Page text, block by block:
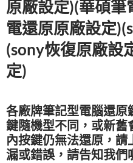
原廠設定)(華碩筆
電還原原廠設定
(sony恢復原廠設
定)
各廠牌筆記型電腦還原
鍵隨機型不同，或新舊
內按鍵仍無法還原，
漏或錯誤，請告知我們